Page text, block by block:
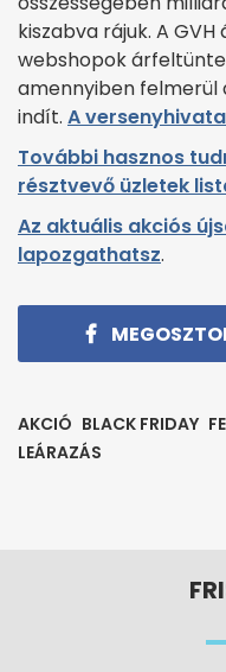
kiszabva rájuk. A
webshopok
amennyiben felmerül
indít. A
További hasznos
résztvevő üzletek
Az aktuális akciós
lapozgathatsz.
AKCIÓ BLACK FRIDAY
LEÁRAZÁS